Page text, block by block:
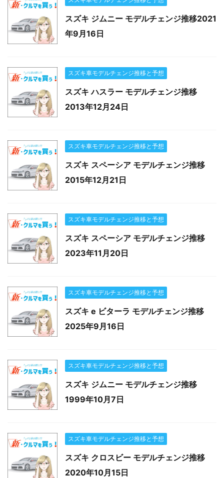
スズキ ジムニー モデルチェンジ推移2021
年9月16日
スズキ車モデルチェンジ推移と予想
スズキ ハスラー モデルチェンジ推移
2013年12月24日
スズキ車モデルチェンジ推移と予想
スズキ スペーシア モデルチェンジ推移
2015年12月21日
スズキ車モデルチェンジ推移と予想
スズキ スペーシア モデルチェンジ推移
2023年11月20日
スズキ車モデルチェンジ推移と予想
スズキ e ビターラ モデルチェンジ推移
2025年9月16日
スズキ車モデルチェンジ推移と予想
スズキ ジムニー モデルチェンジ推移
1999年10月7日
スズキ車モデルチェンジ推移と予想
スズキ クロスビー モデルチェンジ推移
2020年10月15日